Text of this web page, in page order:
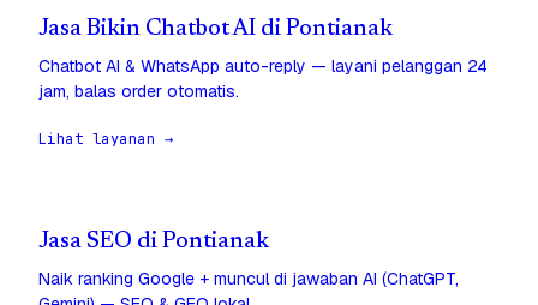
Jasa Bikin Chatbot AI di Pontianak
Chatbot AI & WhatsApp auto-reply — layani pelanggan 24
jam, balas order otomatis.
Lihat layanan →
Jasa SEO di Pontianak
Naik ranking Google + muncul di jawaban AI (ChatGPT,